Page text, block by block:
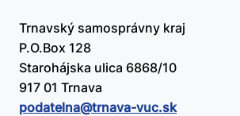
Trnavský samosprávny kraj
P.O.Box 128
Starohájska ulica 6868/10
917 01 Trnava
podatelna@​trnava-vuc.sk